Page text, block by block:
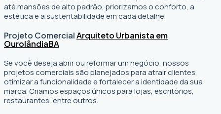
até mansões de alto padrão, priorizamos o conforto, a
estética e a sustentabilidade em cada detalhe.
Projeto ComercialArquiteto Urbanista em
OurolândiaBA
Se você deseja abrir ou reformar um negócio, nossos
projetos comerciais são planejados para atrair clientes,
otimizar a funcionalidade e fortalecer a identidade da sua
marca. Criamos espaços únicos para lojas, escritórios,
restaurantes, entre outros.